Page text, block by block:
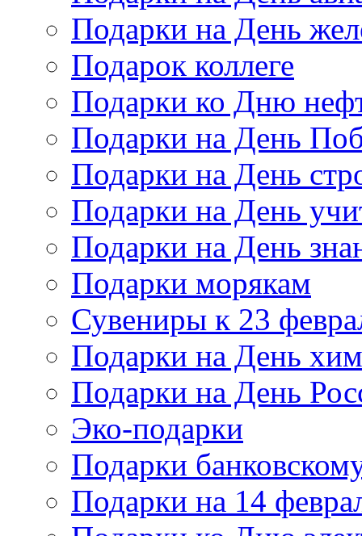
Подарки на День
Подарок коллеге
Подарки ко Дню
Подарки на День
Подарки на День
Подарки на День
Подарки на День
Подарки морякам
Сувениры к 23
Подарки на День
Подарки на День
Эко-подарки
Подарки
Подарки на 14